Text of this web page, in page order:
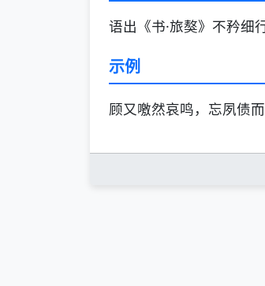
语出《书·旅獒》不矜细
示例
顾又噭然哀鸣，忘夙债